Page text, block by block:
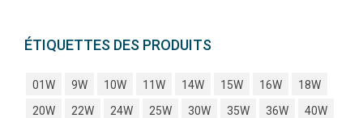
ÉTIQUETTES DES PRODUITS
01W 9W 10W 11W 14W 15W 16W
18W
20W
22W 24W 25W 30W 35W 36W
40W